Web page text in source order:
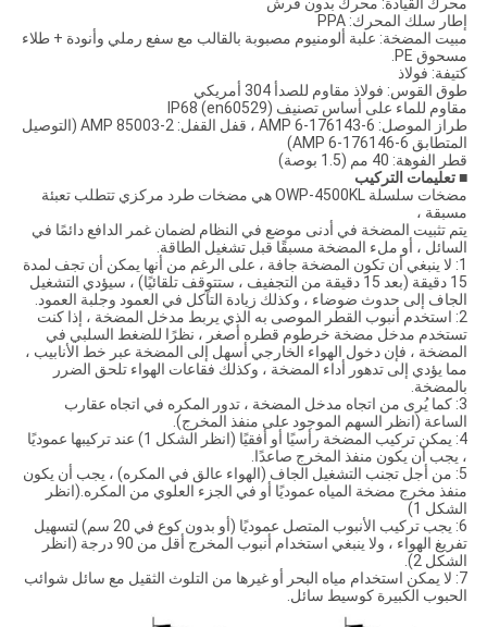
محرك القيادة: محرك بدون فرش
إطار سلك المحرك: PPA
مبيت المضخة: علبة ألومنيوم مصبوبة بالقالب مع سفع رملي وأنودة + طلاء
مسحوق PE.
كتيفة: فولاذ
طوق القوس: فولاذ مقاوم للصدأ 304 أمريكي
مقاوم للماء على أساس تصنيف IP68 (en60529)
طراز الموصل: AMP 6-176143-6 ، قفل القفل: AMP 85003-2 (التوصيل
المتطابق AMP 6-176146-6)
قطر الفوهة: 40 مم (1.5 بوصة)
■تعليمات التركيب
مضخات سلسلة OWP-4500KL هي مضخات طرد مركزي تتطلب تعبئة
مسبقة ،
يتم تثبيت المضخة في أدنى موضع في النظام لضمان غمر الدافع دائمًا في
السائل ، أو ملء المضخة مسبقًا قبل تشغيل الطاقة.
1: لا ينبغي أن تكون المضخة جافة ، على الرغم من أنها يمكن أن تجف لمدة
15 دقيقة (بعد 15 دقيقة من التجفيف ، ستتوقف تلقائيًا) ، سيؤدي التشغيل
الجاف إلى حدوث ضوضاء ، وكذلك زيادة التآكل في العمود وجلبة العمود.
2: استخدم أنبوب القطر الموصى به الذي يربط مدخل المضخة ، إذا كنت
تستخدم مدخل مضخة خرطوم قطره أصغر ، نظرًا للضغط السلبي في
المضخة ، فإن دخول الهواء الخارجي أسهل إلى المضخة عبر خط الأنابيب ،
مما يؤدي إلى تدهور أداء المضخة ، وكذلك فقاعات الهواء تلحق الضرر
بالمضخة.
3: كما يُرى من اتجاه مدخل المضخة ، تدور المكره في اتجاه عقارب
الساعة (انظر السهم الموجود على منفذ المخرج).
4: يمكن تركيب المضخة رأسيًا أو أفقيًا (انظر الشكل 1) عند تركيبها عموديًا
، يجب أن يكون منفذ المخرج صاعدًا.
5: من أجل تجنب التشغيل الجاف (الهواء عالق في المكره) ، يجب أن يكون
منفذ مخرج مضخة المياه عموديًا أو في الجزء العلوي من المكره.(انظر
الشكل 1)
6: يجب تركيب الأنبوب المتصل عموديًا (أو بدون كوع في 20 سم) لتسهيل
تفريغ الهواء ، ولا ينبغي استخدام أنبوب المخرج أقل من 90 درجة (انظر
الشكل 2).
7: لا يمكن استخدام مياه البحر أو غيرها من التلوث الثقيل مع سائل شوائب
الحبوب الكبيرة كوسيط سائل.